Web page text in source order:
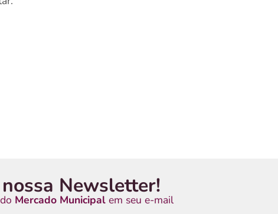
Newsletter!
Mercado Municipalem seu e-mail